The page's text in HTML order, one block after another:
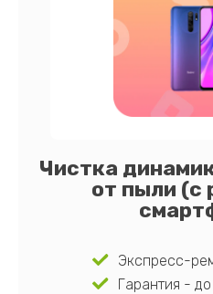
Чистка
от пыли (с
Экспресс-
Гарантия -